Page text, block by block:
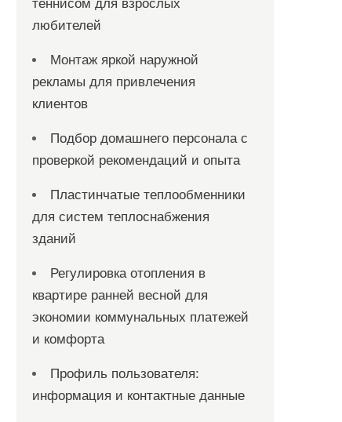
теннисом для взрослых
любителей
Монтаж яркой наружной
рекламы для привлечения
клиентов
Подбор домашнего персонала с
проверкой рекомендаций и опыта
Пластинчатые теплообменники
для систем теплоснабжения
зданий
Регулировка отопления в
квартире ранней весной для
экономии коммунальных платежей
и комфорта
Профиль пользователя:
информация и контактные данные